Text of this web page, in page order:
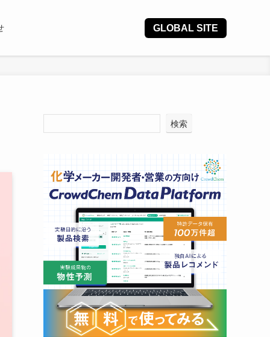
GLOBAL SITE
検索